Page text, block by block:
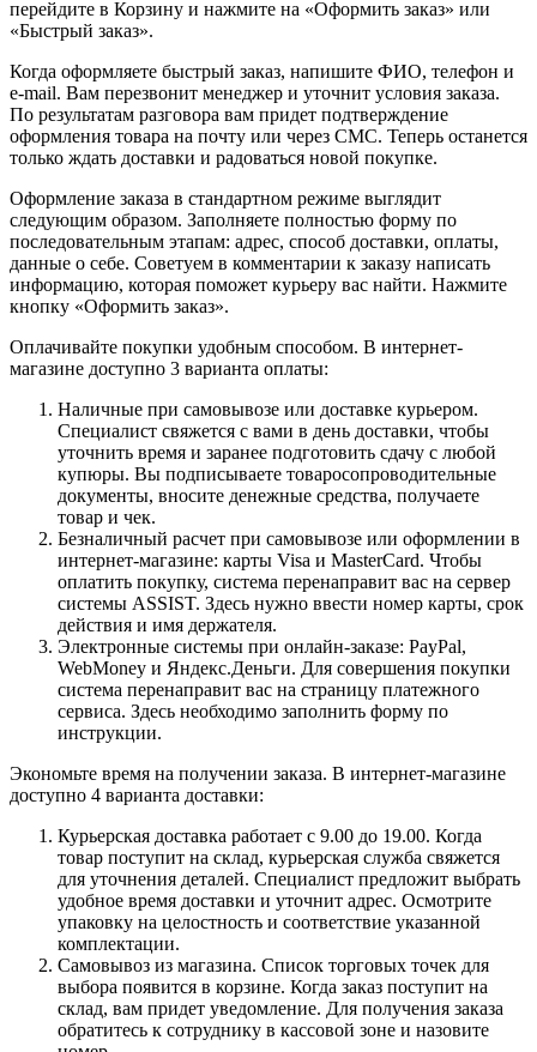
перейдите в Корзину и нажмите на «Оформить заказ» или
«Быстрый заказ».
Когда оформляете быстрый заказ, напишите ФИО, телефон и
e-mail. Вам перезвонит менеджер и уточнит условия заказа.
По результатам разговора вам придет подтверждение
оформления товара на почту или через СМС. Теперь останется
только ждать доставки и радоваться новой покупке.
Оформление заказа в стандартном режиме выглядит
следующим образом. Заполняете полностью форму по
последовательным этапам: адрес, способ доставки, оплаты,
данные о себе. Советуем в комментарии к заказу написать
информацию, которая поможет курьеру вас найти. Нажмите
кнопку «Оформить заказ».
Оплачивайте покупки удобным способом. В интернет-
магазине доступно 3 варианта оплаты:
Наличные при самовывозе или доставке курьером.
Специалист свяжется с вами в день доставки, чтобы
уточнить время и заранее подготовить сдачу с любой
купюры. Вы подписываете товаросопроводительные
документы, вносите денежные средства, получаете
товар и чек.
Безналичный расчет при самовывозе или оформлении в
интернет-магазине: карты Visa и MasterCard. Чтобы
оплатить покупку, система перенаправит вас на сервер
системы ASSIST. Здесь нужно ввести номер карты, срок
действия и имя держателя.
Электронные системы при онлайн-заказе: PayPal,
WebMoney и Яндекс.Деньги. Для совершения покупки
система перенаправит вас на страницу платежного
сервиса. Здесь необходимо заполнить форму по
инструкции.
Экономьте время на получении заказа. В интернет-магазине
доступно 4 варианта доставки:
Курьерская доставка работает с 9.00 до 19.00. Когда
товар поступит на склад, курьерская служба свяжется
для уточнения деталей. Специалист предложит выбрать
удобное время доставки и уточнит адрес. Осмотрите
упаковку на целостность и соответствие указанной
комплектации.
Самовывоз из магазина. Список торговых точек для
выбора появится в корзине. Когда заказ поступит на
склад, вам придет уведомление. Для получения заказа
обратитесь к сотруднику в кассовой зоне и назовите